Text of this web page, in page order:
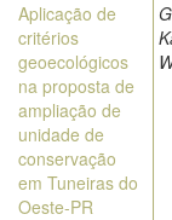
Aplicação de
critérios
geoecológicos
na proposta de
ampliação de
unidade de
conservação
em Tuneiras do
Oeste-PR